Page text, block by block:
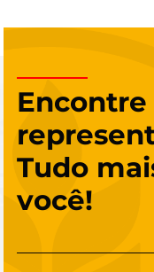
Encontre
Tudo
você!